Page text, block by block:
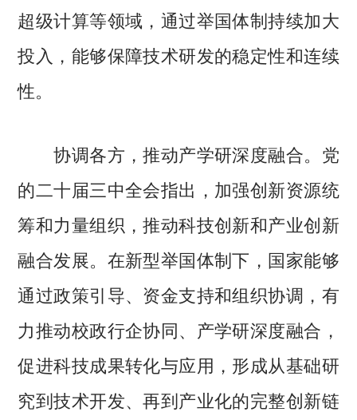
超级计算等领域，通过举国体制持续加大
投入，能够保障技术研发的稳定性和连续
性。
协调各方，推动产学研深度融合。党
的二十届三中全会指出，加强创新资源统
筹和力量组织，推动科技创新和产业创新
融合发展。在新型举国体制下，国家能够
通过政策引导、资金支持和组织协调，有
力推动校政行企协同、产学研深度融合，
促进科技成果转化与应用，形成从基础研
究到技术开发、再到产业化的完整创新链